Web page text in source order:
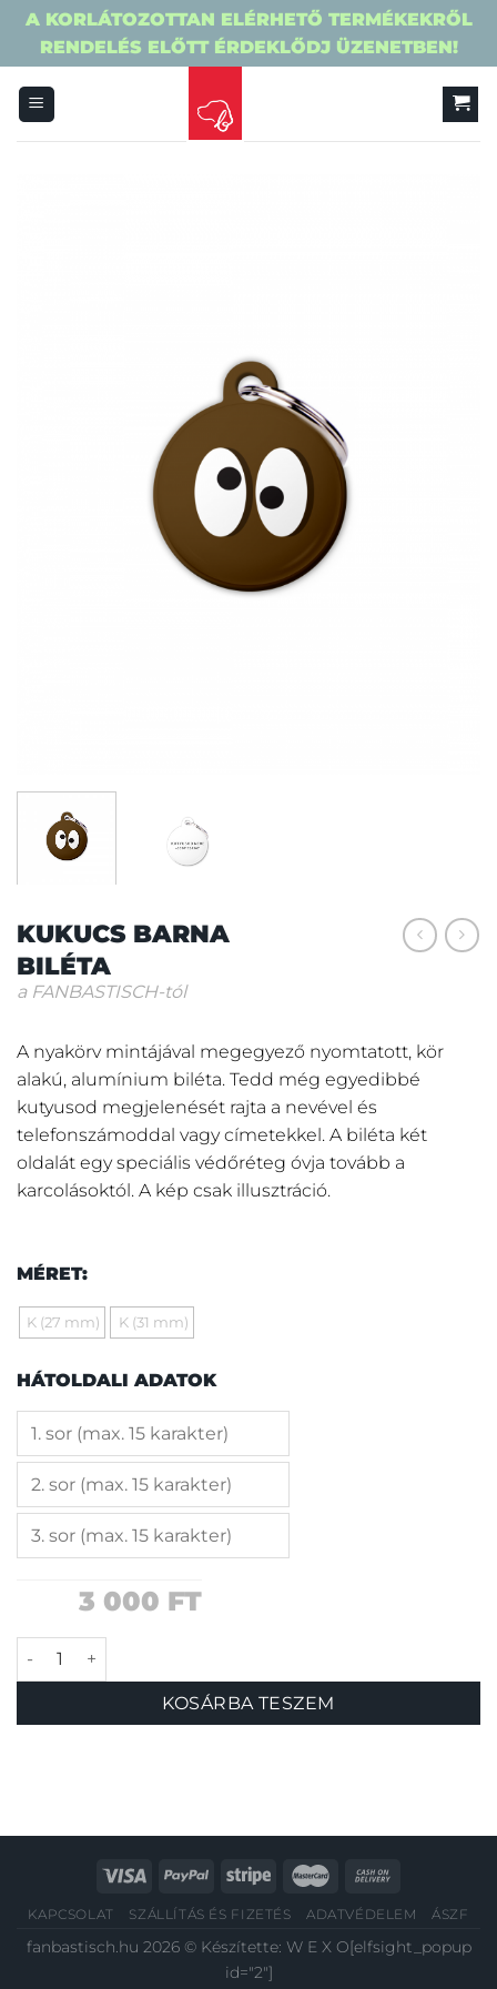
A KORLÁTOZOTTAN ELÉRHETŐ TERMÉKEKRŐL
RENDELÉS ELŐTT ÉRDEKLŐDJ ÜZENETBEN!
KUKUCS BARNA
BILÉTA
a FANBASTISCH-tól
A nyakörv mintájával megegyező nyomtatott, kör
alakú, alumínium biléta. Tedd még egyedibbé
kutyusod megjelenését rajta a nevével és
telefonszámoddal vagy címetekkel. A biléta két
oldalát egy speciális védőréteg óvja tovább a
karcolásoktól. A kép csak illusztráció.
MÉRET:
K (27 mm) K (31 mm)
HÁTOLDALI ADATOK
3 000 FT
Kukucs barna biléta mennyiség
KOSÁRBA TESZEM
KAPCSOLAT SZÁLLÍTÁS ÉS FIZETÉS ADATVÉDELEM ÁSZF
fanbastisch.hu 2026 © Készítette: W E X O[elfsight_popup
id="2"]